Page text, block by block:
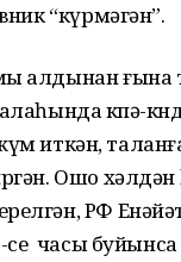
“күрмәгән”.
алдынан ғына
көпә-
иткән,
Ошо хәлдән
РФ
се часы